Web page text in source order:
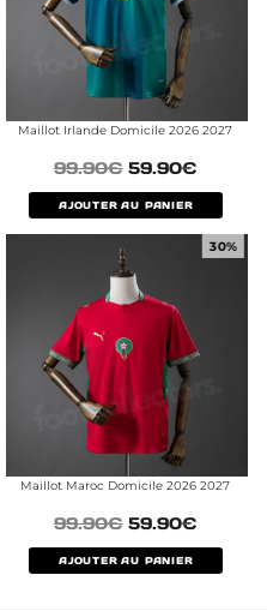
Maillot Irlande Domicile 2026 2027
99.90€ 59.90€
AJOUTER AU PANIER
30%
Maillot Maroc Domicile 2026 2027
99.90€ 59.90€
AJOUTER AU PANIER